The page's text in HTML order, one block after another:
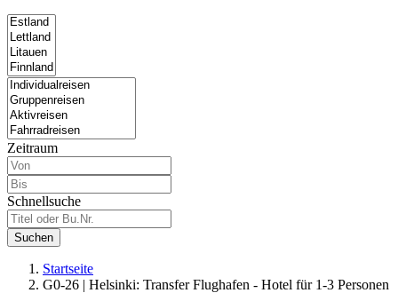
Zeitraum
Schnellsuche
Suchen
Startseite
G0-26 | Helsinki: Transfer Flughafen - Hotel für 1-3 Personen